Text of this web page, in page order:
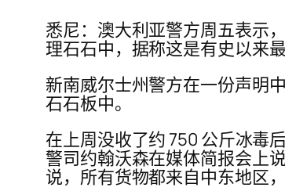
悉尼：澳大利亚警方周五表示
理石石中，据称这是有史以来
新南威尔士州警方在一份声明
石石板中。
在上周没收了约 750 公斤冰毒
警司约翰沃森在媒体简报会上
说，所有货物都来自中东地区